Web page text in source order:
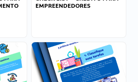
EMPREENDEDORES